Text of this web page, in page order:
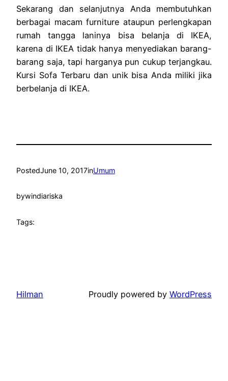
Sekarang dan selanjutnya Anda membutuhkan
berbagai macam furniture ataupun perlengkapan
rumah tangga laninya bisa belanja di IKEA,
karena di IKEA tidak hanya menyediakan barang-
barang saja, tapi harganya pun cukup terjangkau.
Kursi Sofa Terbaru dan unik bisa Anda miliki jika
berbelanja di IKEA.
PostedJune 10, 2017inUmum
bywindiariska
Tags:
Hilman Proudly powered by WordPress